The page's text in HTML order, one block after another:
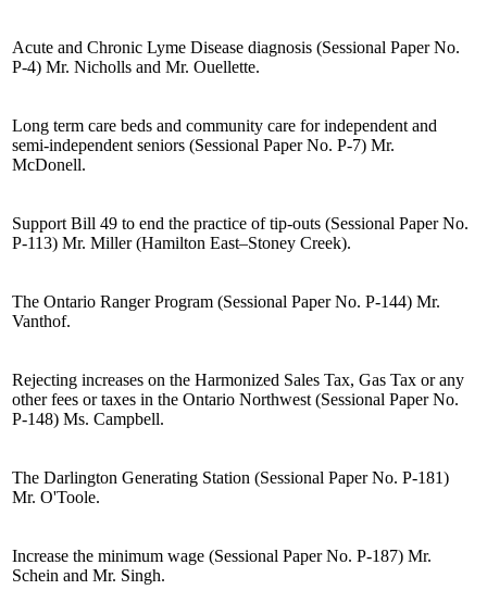
Acute and Chronic Lyme Disease diagnosis (Sessional Paper No.
P-4) Mr. Nicholls and Mr. Ouellette.
Long term care beds and community care for independent and
semi-independent seniors (Sessional Paper No. P-7) Mr.
McDonell.
Support Bill 49 to end the practice of tip-outs (Sessional Paper No.
P-113) Mr. Miller (Hamilton East–Stoney Creek).
The Ontario Ranger Program (Sessional Paper No. P-144) Mr.
Vanthof.
Rejecting increases on the Harmonized Sales Tax, Gas Tax or any
other fees or taxes in the Ontario Northwest (Sessional Paper No.
P-148) Ms. Campbell.
The Darlington Generating Station (Sessional Paper No. P-181)
Mr. O'Toole.
Increase the minimum wage (Sessional Paper No. P-187) Mr.
Schein and Mr. Singh.